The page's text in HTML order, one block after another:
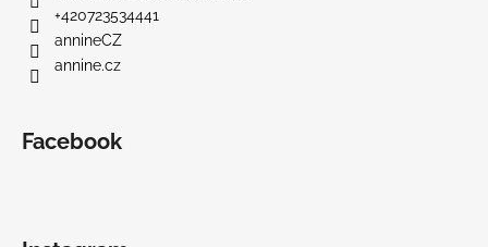
+420723534441
annineCZ
annine.cz
Facebook